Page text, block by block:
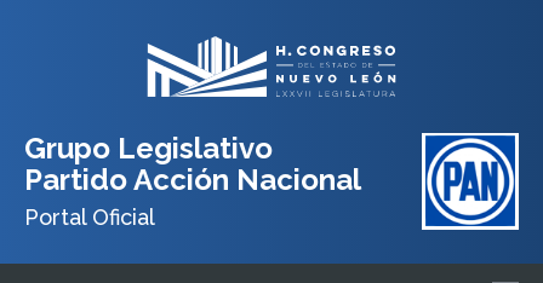
Grupo Legislativo
Partido Acción Nacional
Portal Oficial